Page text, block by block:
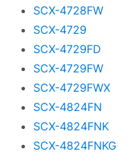
SCX-4728FW
SCX-4729
SCX-4729FD
SCX-4729FW
SCX-4729FWX
SCX-4824FN
SCX-4824FNK
SCX-4824FNKG